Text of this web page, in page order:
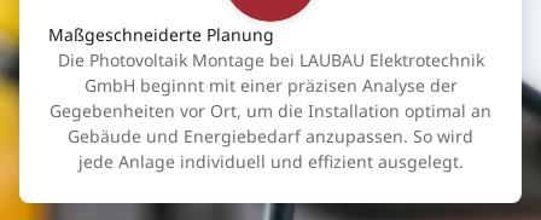
Maßgeschneiderte Planung
Die Photovoltaik Montage bei LAUBAU Elektrotechnik
GmbH beginnt mit einer präzisen Analyse der
Gegebenheiten vor Ort, um die Installation optimal an
Gebäude und Energiebedarf anzupassen. So wird
jede Anlage individuell und effizient ausgelegt.